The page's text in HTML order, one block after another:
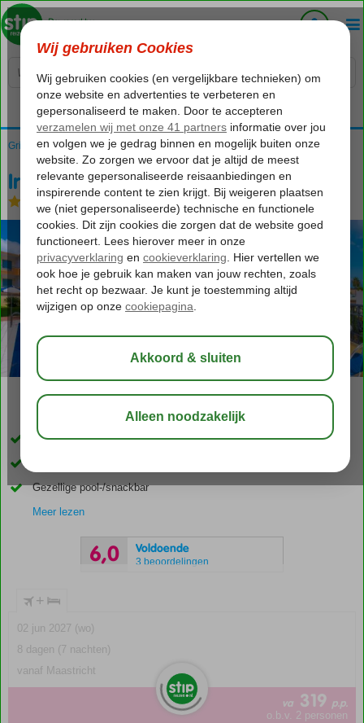
Voelt als thuiskomen...
Griekenland Kreta Malia Irida Appartementen
Irida Appartementen
Logies Appartement
Aan de kustweg van Malia gelegen
Gezellige pool-/snackbar
Meer lezen
6,0 Voldoende
3 beoordelingen
+
02 jun 2027 (wo)
8 dagen (7 nachten)
vanaf Maastricht
va 319 p.p.
o.b.v. 2 personen